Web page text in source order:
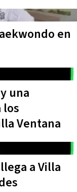
en
una
Ventana
a Villa